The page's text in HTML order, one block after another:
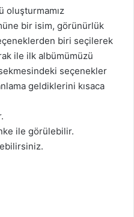
oluşturmamız
bir isim, görünürlük
biri seçilerek
ile ilk albümümüzü
seçenekler
geldiklerini kısaca
ile görülebilir.